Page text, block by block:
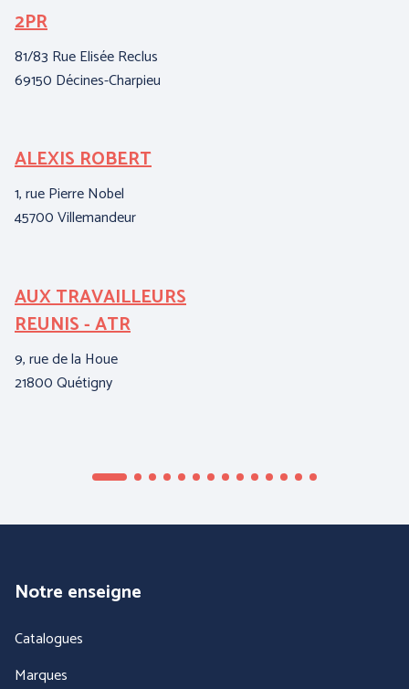
2PR
81/83 Rue Elisée Reclus
69150 Décines-Charpieu
ALEXIS ROBERT
1, rue Pierre Nobel
45700 Villemandeur
AUX TRAVAILLEURS
REUNIS - ATR
9, rue de la Houe
21800 Quétigny
Notre enseigne
Catalogues
Marques